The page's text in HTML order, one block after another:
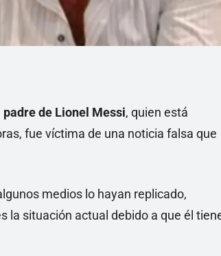
de Lionel Messi, quien está
fue víctima de una noticia falsa que
medios lo hayan replicado,
la situación actual debido a que él